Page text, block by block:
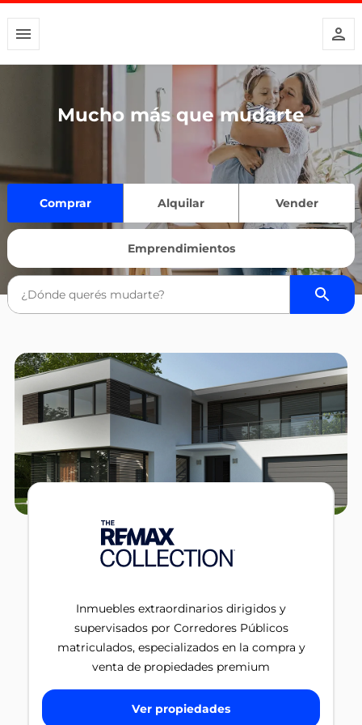
Mucho más que mudarte
Comprar Alquilar Vender
Emprendimientos
Inmuebles extraordinarios dirigidos y
supervisados por Corredores Públicos
matriculados, especializados en la compra y
venta de propiedades premium
Ver propiedades